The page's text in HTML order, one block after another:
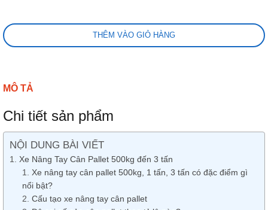
THÊM VÀO GIỎ HÀNG
MÔ TẢ
Chi tiết sản phẩm
NỘI DUNG BÀI VIẾT
Xe Nâng Tay Cân Pallet 500kg đến 3 tấn
Xe nâng tay cân pallet 500kg, 1 tấn, 3 tấn có đặc điểm gì
nổi bật?
Cấu tạo xe nâng tay cân pallet